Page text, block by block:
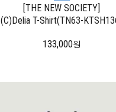
[THE NEW SOCIETY]
(C)Delia T-Shirt(TN63-
133,000원